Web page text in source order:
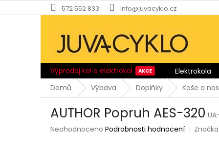
na
572 552 833 info@juvacyklo.cz
Výprodej kol a elektrokol Elektrokola
Domů
Výbava Doplňky Koše a
AUTHOR Popruh AES-320
Průměrné
Neohodnoceno Podrobnosti hodnocení